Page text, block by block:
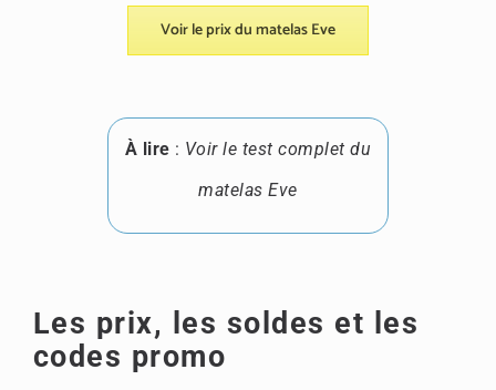
Voir le prix du matelas Eve
À lire : Voir le test complet du
matelas Eve
Les prix, les soldes et les
codes promo